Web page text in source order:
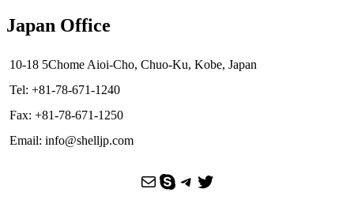
Japan Office
10-18 5Chome Aioi-Cho, Chuo-Ku, Kobe, Japan
Tel: +81-78-671-1240
Fax: +81-78-671-1250
Email: info@shelljp.com
MailSkype
Telegram
Twitter